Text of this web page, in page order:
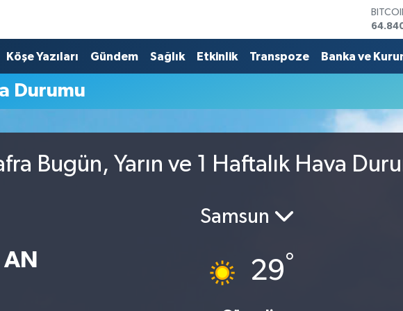
GRAM
13.779
Köşe Yazıları Gündem Sağlık Etkinlik Transpoze Banka ve
Durumu
Bugün, Yarın ve 1 Haftalık Hava
Samsun
29°